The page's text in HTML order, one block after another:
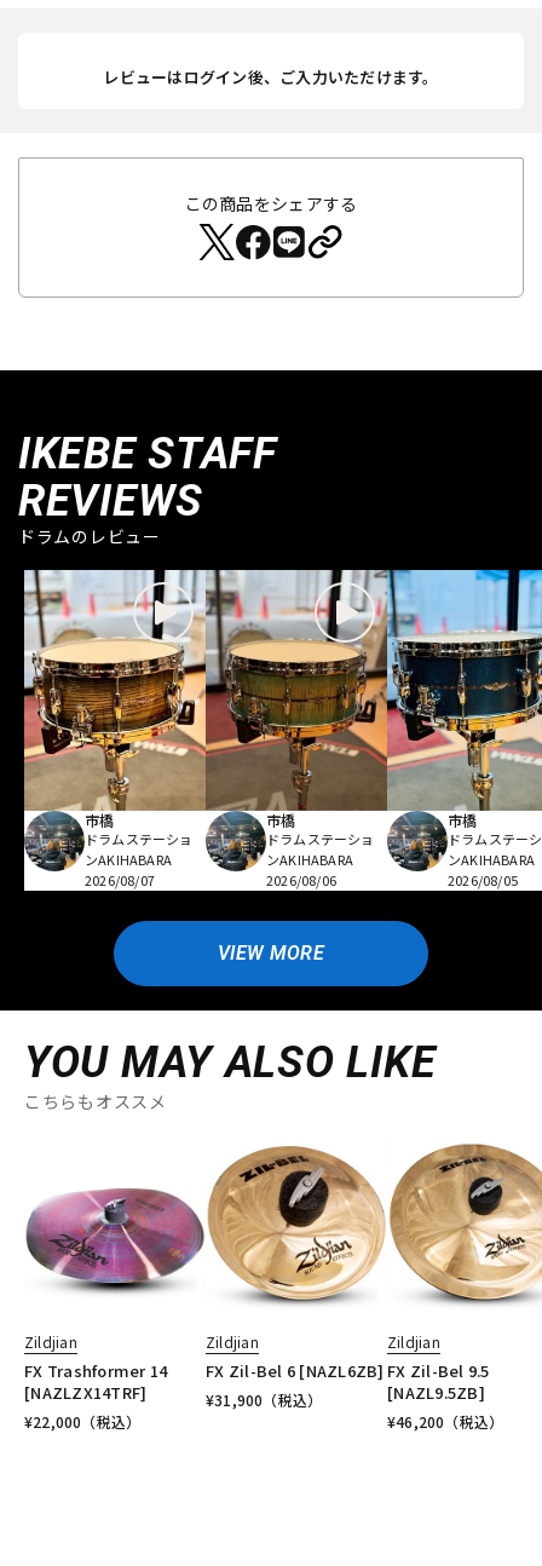
レビューはログイン後、ご入力いただけます。
この商品をシェアする
IKEBE STAFF
REVIEWS
ドラムのレビュー
市橋
ドラムステーショ
ンAKIHABARA
2026/08/07
市橋
ドラムステーショ
ンAKIHABARA
2026/08/06
市橋
ドラムステー
ンAKIHABARA
2026/08/05
VIEW MORE
YOU MAY ALSO LIKE
こちらもオススメ
Zildjian
FX Trashformer 14
[NAZLZX14TRF]
¥22,000 （税込）
Zildjian
FX Zil-Bel 6 [NAZL6ZB]
¥31,900 （税込）
Zildjian
FX Zil-Bel 9.5
[NAZL9.5ZB]
¥46,200 （税込）